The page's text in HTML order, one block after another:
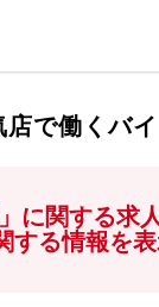
で働くバ
に関する求
する情報を